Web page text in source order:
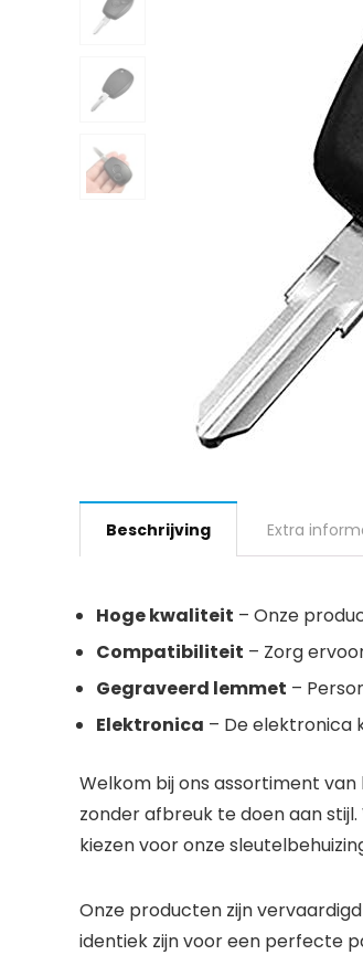
Beschrijving Extra
Hoge kwaliteit – Onze
Compatibiliteit – Zorg
Gegraveerd lemmet –
Elektronica – De elektronica
Welkom bij ons assortiment
zonder afbreuk te doen aan
kiezen voor onze
Onze producten zijn
identiek zijn voor een perfecte